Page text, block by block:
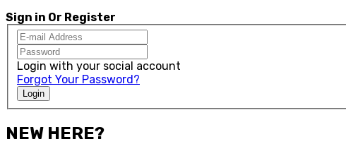
Sign in Or Register
Login with your social account
Forgot Your Password?
Login
NEW HERE?